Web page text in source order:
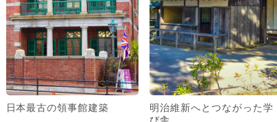
日本最古の領事館建築
明治維新へとつながった学